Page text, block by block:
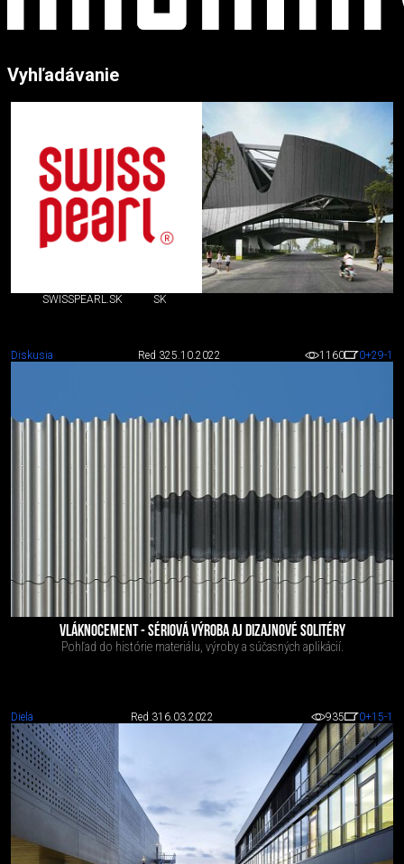
Vyhľadávanie
SWISSPEARL.SK SK
Diskusia Red 325.10.2022 1160 0+29-1
VLÁKNOCEMENT - SÉRIOVÁ VÝROBA AJ DIZAJNOVÉ SOLITÉRY
Pohľad do histórie materiálu, výroby a súčasných aplikácií.
Diela Red 316.03.2022 935 0+15-1